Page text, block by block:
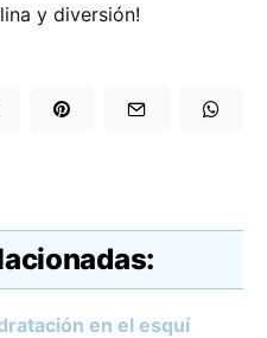
y diversión!
en el esquí